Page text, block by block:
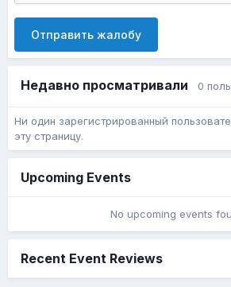
Отправить жалобу
Недавно просматривали 0
Ни один зарегистрированный
эту страницу.
Upcoming Events
No upcoming events
Recent Event Reviews